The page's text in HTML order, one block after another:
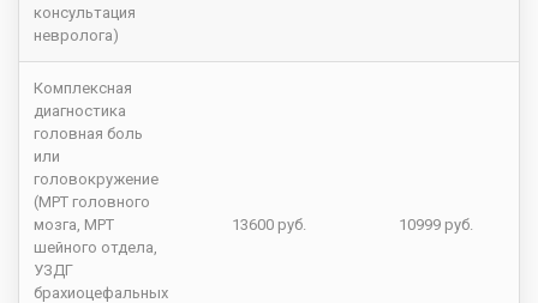
консультация
невролога)
Комплексная
диагностика
головная боль
или
головокружение
(МРТ головного
мозга, МРТ
шейного отдела,
УЗДГ
брахиоцефальных
13600 руб. 10999 руб.